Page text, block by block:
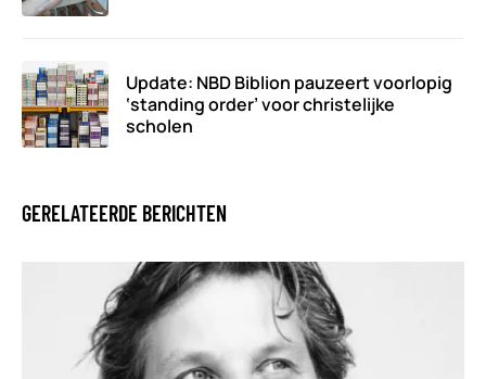
Update: NBD Biblion pauzeert voorlopig
‘standing order’ voor christelijke
scholen
GERELATEERDE BERICHTEN